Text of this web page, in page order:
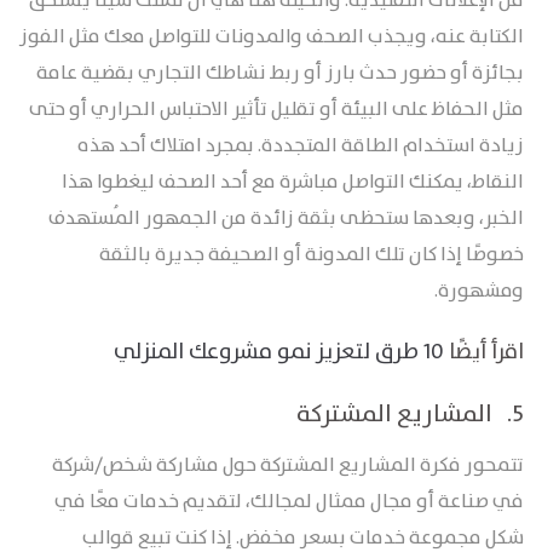
الكتابة عنه، ويجذب الصحف والمدونات للتواصل معك مثل الفوز
بجائزة أو حضور حدث بارز أو ربط نشاطك التجاري بقضية عامة
مثل الحفاظ على البيئة أو تقليل تأثير الاحتباس الحراري أو حتى
زيادة استخدام الطاقة المتجددة. بمجرد امتلاك أحد هذه
النقاط، يمكنك التواصل مباشرة مع أحد الصحف ليغطوا هذا
الخبر، وبعدها ستحظى بثقة زائدة من الجمهور المُستهدف
خصوصًا إذا كان تلك المدونة أو الصحيفة جديرة بالثقة
ومشهورة.
اقرأ أيضًا 10 طرق لتعزيز نمو مشروعك المنزلي
5. المشاريع المشتركة
تتمحور فكرة المشاريع المشتركة حول مشاركة شخص/شركة
في صناعة أو مجال ممثال لمجالك، لتقديم خدمات معًا في
شكل مجموعة خدمات بسعر مخفض. إذا كنت تبيع قوالب